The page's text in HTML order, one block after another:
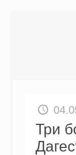
Три